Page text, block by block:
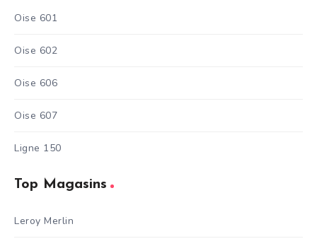
Oise 601
Oise 602
Oise 606
Oise 607
Ligne 150
Top Magasins
Leroy Merlin